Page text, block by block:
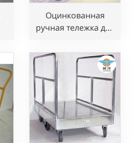
Оцинкованная
ручная тележка для